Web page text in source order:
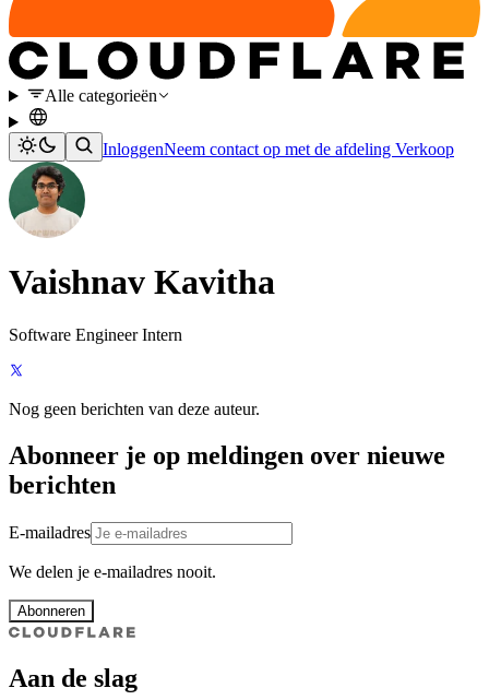
Alle categorieën
InloggenNeem contact op met de afdeling Verkoop
Vaishnav Kavitha
Software Engineer Intern
Nog geen berichten van deze auteur.
Abonneer je op meldingen over nieuwe
berichten
E-mailadres
We delen je e-mailadres nooit.
Abonneren
Aan de slag